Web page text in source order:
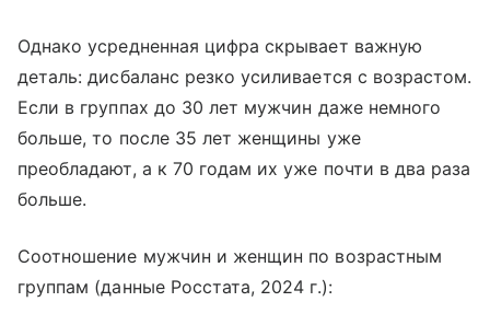
Однако усредненная цифра скрывает важную
деталь: дисбаланс резко усиливается с возрастом.
Если в группах до 30 лет мужчин даже немного
больше, то после 35 лет женщины уже
преобладают, а к 70 годам их уже почти в два раза
больше.
Соотношение мужчин и женщин по возрастным
группам (данные Росстата, 2024 г.):